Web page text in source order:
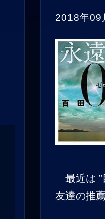
2018年09
最近は ”
友達の推